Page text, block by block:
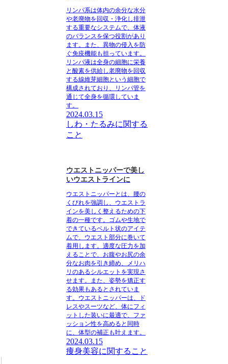
リンパ系は体内の余分な水分
や老廃物を回収・浄化し排泄
する重要なシステムで、体液
のバランスを保つ役割があり
ます。また、異物の侵入を防
ぐ免疫機能も担っています。
リンパ液は全身の細胞に栄養
と酸素を供給し老廃物を回収
する線維芽細胞という細胞で
構成されており、リンパ管を
通じて全身を循環していま
す。
2024.03.15
しわ・たるみに関する
こと
ウエストニッパーで美し
いウエストラインに
ウエストニッパーとは、腰の
くびれを強調し、ウエストラ
インを美しく整えるための下
着の一種です。ゴムや生地で
できているベルト状のアイテ
ムで、ウエスト部分に巻いて
着用します。適度な圧力を加
えることで、お腹やお尻の余
分なお肉を引き締め、メリハ
リのあるシルエットを実現さ
せます。また、姿勢を矯正す
る効果もあるとされていま
す。ウエストニッパーは、ド
レスやスーツなど、体にフィ
ットした装いに最適で、ファ
ッション性を高めると同時
に、体型の補正も叶えます。
2024.03.15
痩身美容に関すること